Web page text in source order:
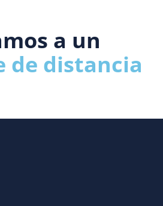
a un
de distancia